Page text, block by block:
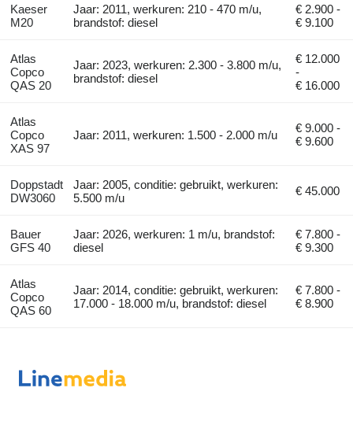
Kaeser
M20
Jaar: 2011, werkuren: 210 - 470 m/u,
brandstof: diesel
€ 2.900 -
€ 9.100
Atlas
Copco
QAS 20
Jaar: 2023, werkuren: 2.300 - 3.800 m/u,
brandstof: diesel
€ 12.000
-
€ 16.000
Atlas
Copco
XAS 97
Jaar: 2011, werkuren: 1.500 - 2.000 m/u
€ 9.000 -
€ 9.600
Doppstadt
DW3060
Jaar: 2005, conditie: gebruikt, werkuren:
5.500 m/u
€ 45.000
Bauer
GFS 40
Jaar: 2026, werkuren: 1 m/u, brandstof:
diesel
€ 7.800 -
€ 9.300
Atlas
Copco
QAS 60
Jaar: 2014, conditie: gebruikt, werkuren:
17.000 - 18.000 m/u, brandstof: diesel
€ 7.800 -
€ 8.900